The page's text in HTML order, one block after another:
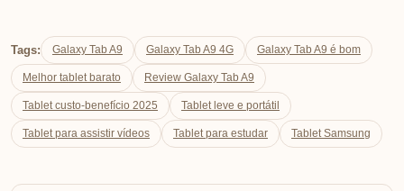
Tags: Galaxy Tab A9 Galaxy Tab A9 4G Galaxy Tab A9 é bom
Melhor tablet barato Review Galaxy Tab A9
Tablet custo-benefício 2025 Tablet leve e portátil
Tablet para assistir vídeos Tablet para estudar Tablet Samsung